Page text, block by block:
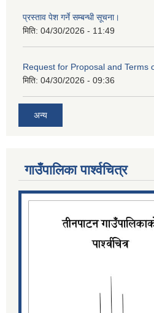
प्रस्ताव पेश गर्ने सम्बन्धी सूचना।
मिति: 04/30/2026 - 11:49
Request for Proposal and Terms
मिति: 04/30/2026 - 09:36
अन्य
गाउँपालिका पार्श्‍वचित्र